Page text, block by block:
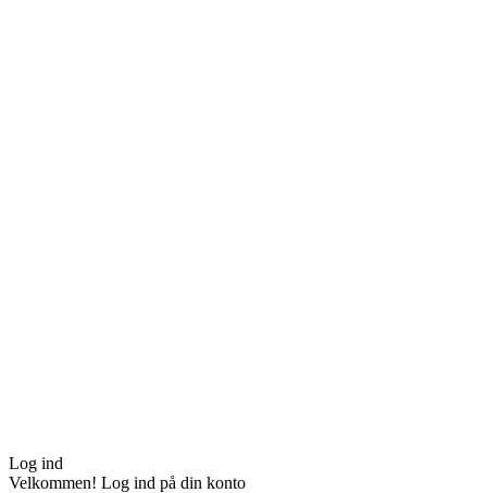
Log ind
Velkommen! Log ind på din konto